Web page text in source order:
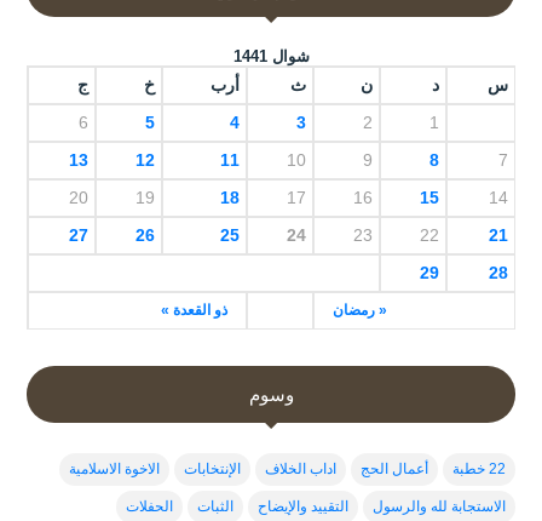
شوال 1441
س د ن ث أرب خ ج
« رمضان ذو القعدة »
1
2
3
4
5
6
7
8
9
10
11
12
13
14
15
16
17
18
19
20
21
22
23
24
25
26
27
28
29
وسوم
22 خطبة أعمال الحج اداب الخلاف الإنتخابات الاخوة الاسلامية
الاستجابة لله والرسول التقييد والإيضاح الثبات الحفلات